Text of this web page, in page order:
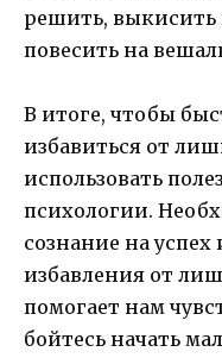
решить, выкисить
повесить на
В итоге, чтобы
избавиться от
использовать
психологии.
сознание на успех
избавления от
помогает нам
бойтесь начать